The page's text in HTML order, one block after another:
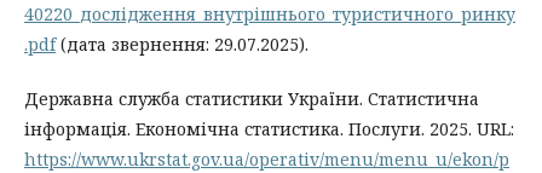
40220_дослідження_внутрішнього_туристичного_ринку
.pdf(дата звернення: 29.07.2025).
Державна служба статистики України. Статистична
інформація. Економічна статистика. Послуги. 2025. URL:
https://www.ukrstat.gov.ua/operativ/menu/menu_u/ekon/p